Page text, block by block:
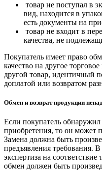
товар не поступал в
вид, находится в
есть документы на
товар не входит в
качества, не
Покупатель имеет право
качество на другое
другой товар, идентичный
доплатой или возвратом
Обмен и возврат продукции
Если покупатель обнаружил
приобретения, то он может
Замена должна быть
предъявления требования. В
экспертиза на
обмен должен быть